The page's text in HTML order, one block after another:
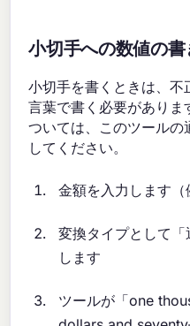
小切手への数値の書
小切手を書くときは、
言葉で書く必要があり
ついては、このツール
してください。
金額を入力します（
変換タイプとして
します
ツールが「one